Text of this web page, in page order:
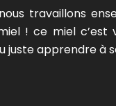
travaillons
! ce miel c’est
juste apprendre à